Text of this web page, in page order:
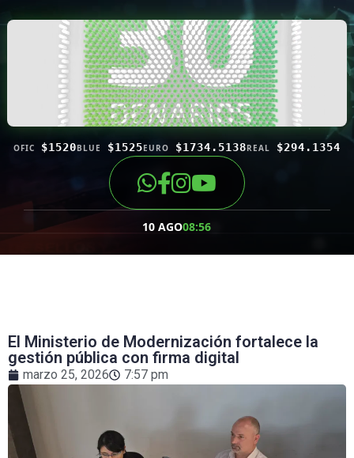
OFIC $1520BLUE $1525EURO $1734.5138REAL $294.1354
10 AGO08:56
El Ministerio de Modernización fortalece la
gestión pública con firma digital
marzo 25, 2026 7:57 pm